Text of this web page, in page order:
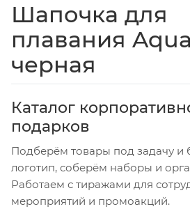
Шапочка для
плавания
черная
Каталог
подарков
Подберём товары под задачу и
логотип, соберём наборы и
Работаем с тиражами для
мероприятий и промоакций.